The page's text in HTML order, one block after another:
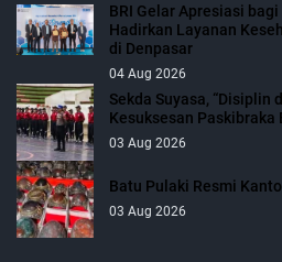
BRI Gelar Apresiasi
Hadirkan Layanan
di Denpasar
04 Aug 2026
Sekda Suyasa, “Disiplin
Kesuksesan Paskibraka
03 Aug 2026
Batu Pulaki Resmi
03 Aug 2026